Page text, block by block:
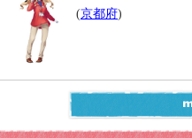
(京都府)